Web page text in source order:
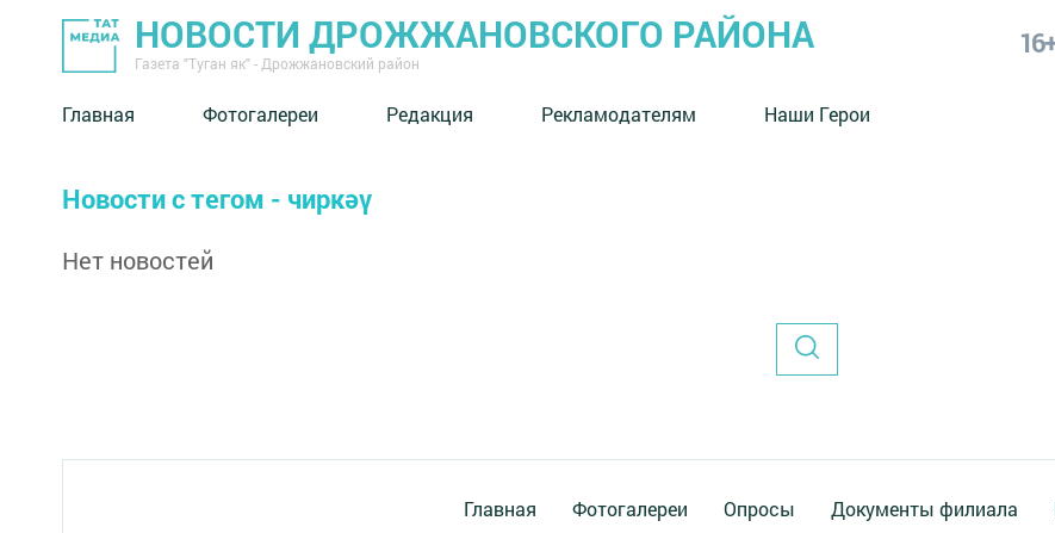
НОВОСТИ ДРОЖЖАНОВСКОГО РАЙОНА
Газета "Туган як" - Дрожжановский район
16+
Главная Фотогалереи Редакция Рекламодателям Наши Герои
Новости с тегом - чиркәү
Нет новостей
Главная Фотогалереи Опросы Документы филиала